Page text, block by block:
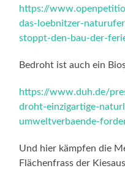
https://
das-loebnitzer-
stoppt-den-bau-der-
Bedroht ist auch ein
https://www.duh.de/
droht-einzigartige-
umweltverbaende-
Und hier kämpfen die
Flächenfrass der